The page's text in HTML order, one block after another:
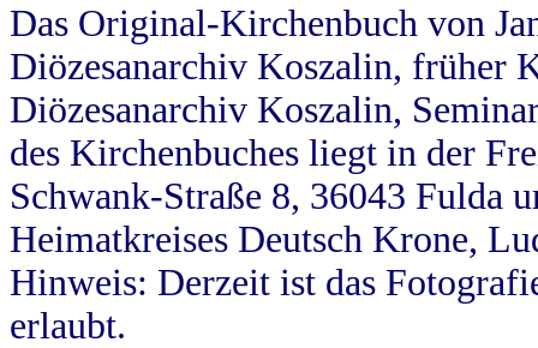
Das Original-Kirchenbuch von
Diözesanarchiv Koszalin, früher
Diözesanarchiv Koszalin,
des Kirchenbuches liegt in der
Schwank-Straße 8, 36043 Fulda
Heimatkreises Deutsch Krone,
Hinweis: Derzeit ist das
erlaubt.